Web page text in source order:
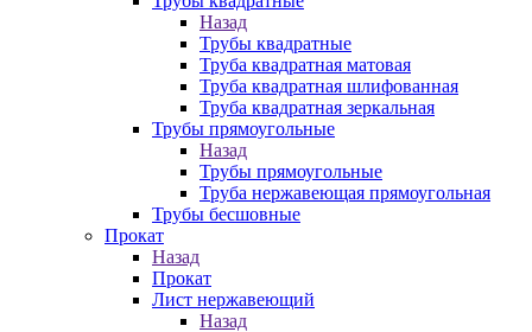
Назад
Трубы квадратные
Труба квадратная матовая
Труба квадратная шлифованная
Труба квадратная зеркальная
Трубы прямоугольные
Назад
Трубы прямоугольные
Труба нержавеющая прямоугольная
Трубы бесшовные
Прокат
Назад
Прокат
Лист нержавеющий
Назад